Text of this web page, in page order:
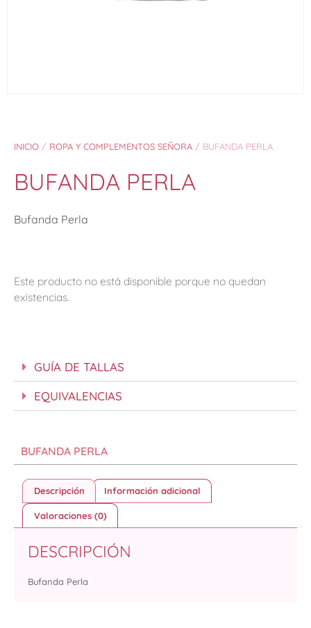
INICIO / ROPA Y COMPLEMENTOS SEÑORA / BUFANDA PERLA
BUFANDA PERLA
Bufanda Perla
Este producto no está disponible porque no quedan
existencias.
GUÍA DE TALLAS
EQUIVALENCIAS
BUFANDA PERLA
Descripción Información adicional
Valoraciones (0)
DESCRIPCIÓN
Bufanda Perla